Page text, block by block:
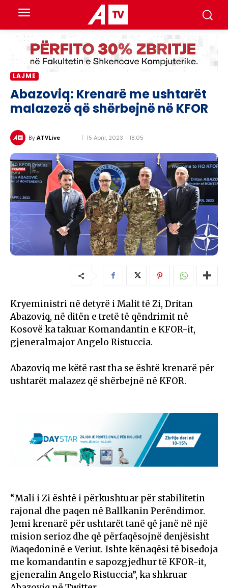
LAJME
Abazoviq: Krenarë me ushtarët
malazezë që shërbejnë në KFOR
By ATVLive 15 April, 2023 - 18:05
Kryeministri në detyrë i Malit të Zi, Dritan
Abazoviq, në ditën e tretë të qëndrimit në
Kosovë ka takuar Komandantin e KFOR-it,
gjeneralmajor Angelo Ristuccia.
Abazoviq me këtë rast tha se është krenarë për
ushtarët malazez që shërbejnë në KFOR.
“Mali i Zi është i përkushtuar për stabilitetin
rajonal dhe paqen në Ballkanin Perëndimor.
Jemi krenarë për ushtarët tanë që janë në një
mision serioz dhe që përfaqësojnë denjësisht
Maqedoninë e Veriut. Ishte kënaqësi të bisedoja
me komandantin e sapozgjedhur të KFOR-it,
gjeneralin Angelo Ristuccia”, ka shkruar